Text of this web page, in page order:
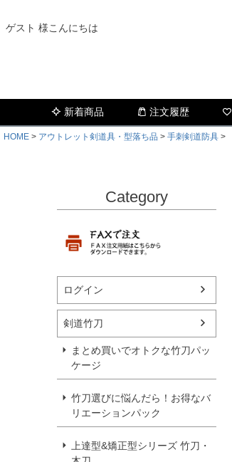
ゲスト 様こんにちは
新着商品 注文履歴
HOME アウトレット剣道具・型落ち品 手刺剣道防具
Category
ログイン
剣道竹刀
まとめ買いでオトクな竹刀パッ
ケージ
竹刀選びに悩んだら！お得なバ
リエーションパック
上達型&矯正型シリーズ 竹刀・